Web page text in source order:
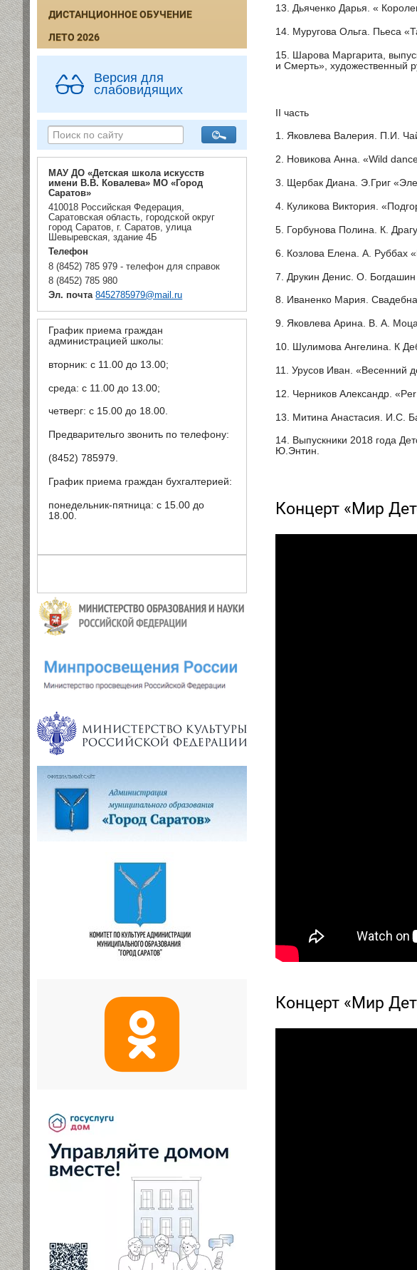
ДИСТАНЦИОННОЕ ОБУЧЕНИЕ
ЛЕТО 2026
Версия для
слабовидящих
МАУ ДО «Детская школа искусств
имени В.В. Ковалева» МО «Город
Саратов»
410018 Российская Федерация,
Саратовская область, городской округ
город Саратов, г. Саратов, улица
Шевыревская, здание 4Б
Телефон
8 (8452) 785 979 - телефон для справок
8 (8452) 785 980
Эл. почта 8452785979@mail.ru
График приема граждан
администрацией школы:
вторник: с 11.00 до 13.00;
среда: с 11.00 до 13.00;
четверг: с 15.00 до 18.00.
Предварительго звонить по телефону:
(8452) 785979.
График приема граждан бухгалтерией:
понедельник-пятница: с 15.00 до
18.00.
13. Дьяченко Дарья. «
14. Муругова Ольга. Пьеса
15. Шарова Маргарита,
и Смерть», художественный
II часть
1. Яковлева Валерия. П.И.
2. Новикова Анна. «Wild
3. Щербак Диана. Э.Григ
4. Куликова Виктория.
5. Горбунова Полина. К.
6. Козлова Елена. А. Руббах
7. Друкин Денис. О.
8. Иваненко Мария.
9. Яковлева Арина. В. А.
10. Шулимова Ангелина. К
11. Урусов Иван. «Весенний
12. Черников Александр.
13. Митина Анастасия. И.С.
14. Выпускники 2018 года
Ю.Энтин.
Концерт «Мир
Концерт «Мир